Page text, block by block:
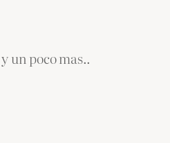
un poco mas..